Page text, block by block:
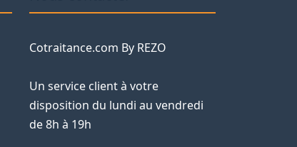
Cotraitance.com By REZO
Un service client à votre
disposition du lundi au vendredi
de 8h à 19h